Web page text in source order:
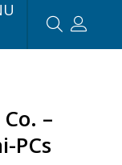
–
PCs